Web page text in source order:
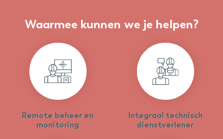
Waarmee kunnen we je helpen?
Remote beheer en
monitoring
Integraal technisch
dienstverlener